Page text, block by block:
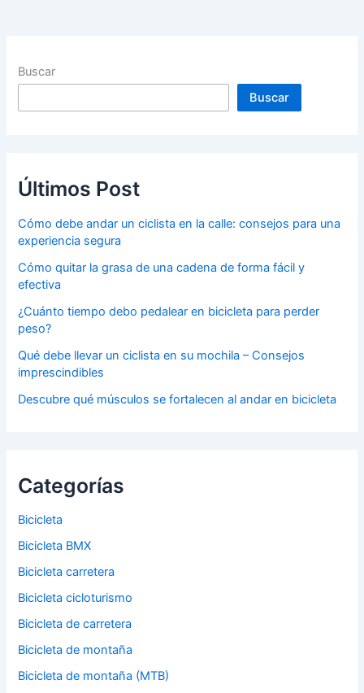
Buscar
Buscar
Últimos Post
Cómo debe andar un ciclista en la calle: consejos para una
experiencia segura
Cómo quitar la grasa de una cadena de forma fácil y
efectiva
¿Cuánto tiempo debo pedalear en bicicleta para perder
peso?
Qué debe llevar un ciclista en su mochila – Consejos
imprescindibles
Descubre qué músculos se fortalecen al andar en bicicleta
Categorías
Bicicleta
Bicicleta BMX
Bicicleta carretera
Bicicleta cicloturismo
Bicicleta de carretera
Bicicleta de montaña
Bicicleta de montaña (MTB)